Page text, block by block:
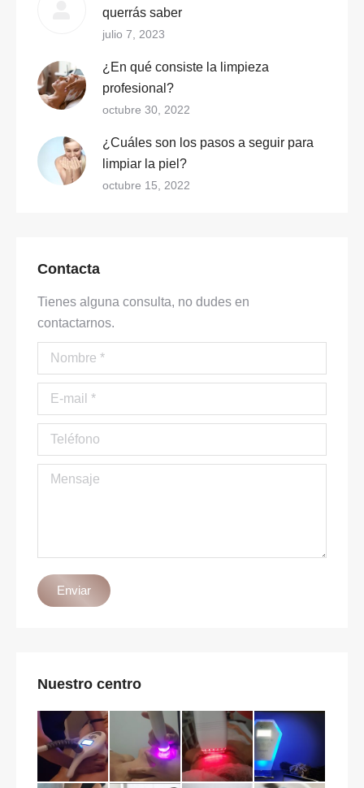
querrás saber
julio 7, 2023
¿En qué consiste la limpieza
profesional?
octubre 30, 2022
¿Cuáles son los pasos a seguir para
limpiar la piel?
octubre 15, 2022
Contacta
Tienes alguna consulta, no dudes en
contactarnos.
Nombre *
E-mail *
Teléfono
Mensaje
Enviar
Nuestro centro